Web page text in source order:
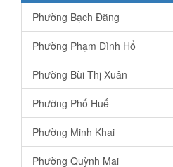
Phường Bạch Đằng
Phường Phạm Đình Hổ
Phường Bùi Thị Xuân
Phường Phố Huế
Phường Minh Khai
Phường Quỳnh Mai